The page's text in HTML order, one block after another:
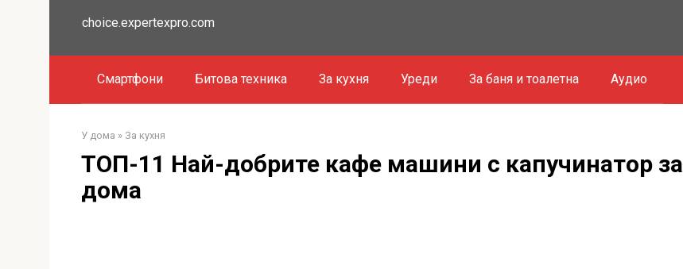
choice.expertexpro.com
Смартфони Битова техника За кухня Уреди За баня и тоалетна Аудио
У дома » За кухня
ТОП-11 Най-добрите кафе машини с капучинатор за
дома